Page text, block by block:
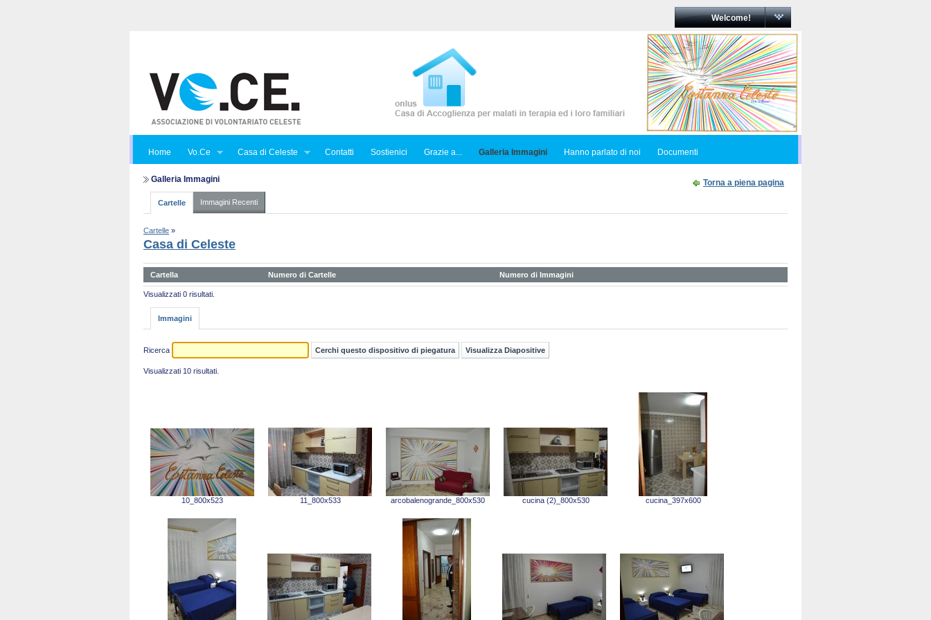
Welcome!
Home Vo.Ce Casa di Celeste Contatti Sostienici Grazie a... Galleria Immagini Hanno parlato di noi Documenti
Galleria Immagini Torna a piena pagina
Cartelle Immagini Recenti
Cartelle »
Casa di Celeste
Cartella Numero di Cartelle Numero di Immagini
Visualizzati 0 risultati.
Immagini
Ricerca
Visualizzati 10 risultati.
10_800x523 11_800x533 arcobalenogrande_800x530 cucina (2)_800x530 cucina_397x600